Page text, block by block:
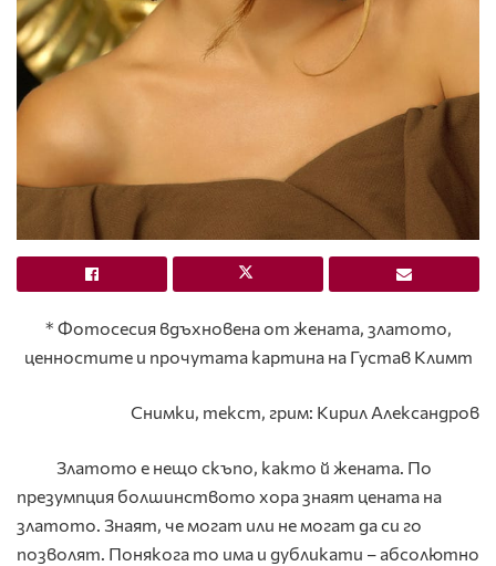
* Фотосесия вдъхновена от жената, златото,
ценностите и прочутата картина на Густав Климт
Снимки, текст, грим: Кирил Александров
Златото е нещо скъпо, както й жената. По
презумпция болшинството хора знаят цената на
златото. Знаят, че могат или не могат да си го
позволят. Понякога то има и дубликати – абсолютно